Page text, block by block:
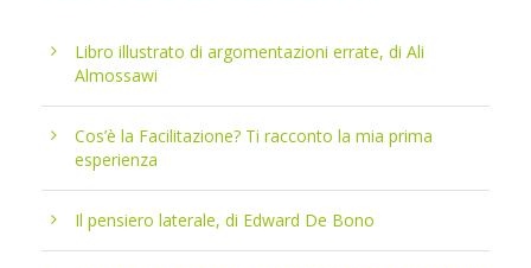
Libro illustrato di argomentazioni errate, di Ali
Almossawi
Cos’è la Facilitazione? Ti racconto la mia prima
esperienza
Il pensiero laterale, di Edward De Bono